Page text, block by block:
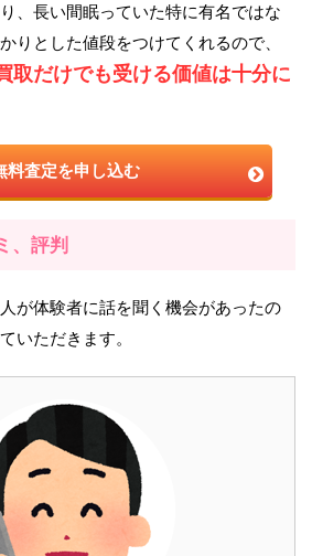
、長い間眠っていた特に有名ではな
りとした値段をつけてくれるので、
取だけでも受ける価値は十分に
料査定を申し込む
、評判
が体験者に話を聞く機会があったの
いただきます。